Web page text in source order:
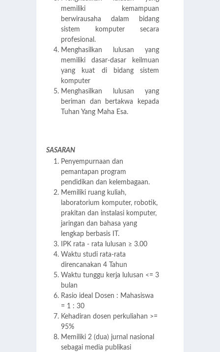
memiliki kemampuan
berwirausaha dalam bidang
sistem komputer secara
profesional.
Menghasilkan lulusan yang
memiliki dasar-dasar keilmuan
yang kuat di bidang sistem
komputer
Menghasilkan lulusan yang
beriman dan bertakwa kepada
Tuhan Yang Maha Esa.
SASARAN
Penyempurnaan dan
pemantapan program
pendidikan dan kelembagaan.
Memiliki ruang kuliah,
laboratorium komputer, robotik,
prakitan dan instalasi komputer,
jaringan dan bahasa yang
lengkap berbasis IT.
IPK rata - rata lulusan ≥ 3.00
Waktu studi rata-rata
direncanakan 4 Tahun
Waktu tunggu kerja lulusan <= 3
bulan
Rasio ideal Dosen : Mahasiswa
= 1 : 30
Kehadiran dosen perkuliahan >=
95%
Memiliki 2 (dua) jurnal nasional
sebagai media publikasi